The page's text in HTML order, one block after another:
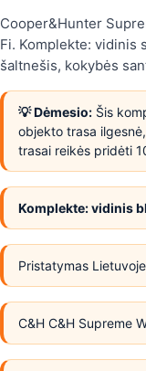
Cooper&Hunter
Fi. Komplekte: vidinis
šaltnešis, kokybės
💡 Dėmesio: Šis
objekto trasa
trasai reikės pridėti
Komplekte: vidinis
Pristatymas
C&H C&H Supreme